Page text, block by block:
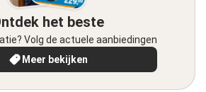
het beste
Volg de actuele aanbiedingen
Meer bekijken